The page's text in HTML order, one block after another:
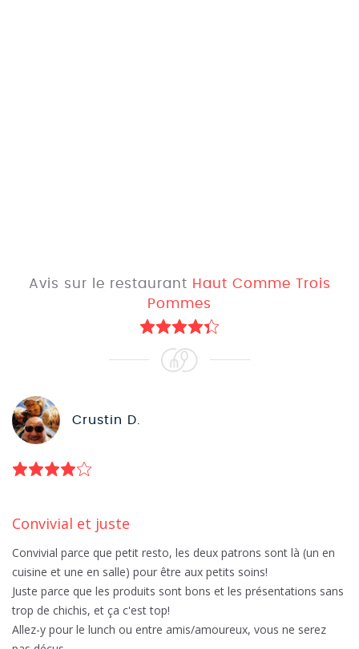
Avis sur le restaurant Haut Comme Trois
Pommes
Crustin D.
Convivial et juste
Convivial parce que petit resto, les deux patrons sont là (un en
cuisine et une en salle) pour être aux petits soins!
Juste parce que les produits sont bons et les présentations sans
trop de chichis, et ça c'est top!
Allez-y pour le lunch ou entre amis/amoureux, vous ne serez